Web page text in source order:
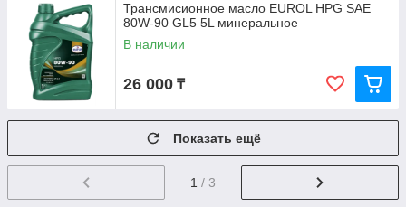
Трансмисионное масло EUROL HPG SAE
80W-90 GL5 5L минеральное
В наличии
26 000 ₸
Показать ещё
1 / 3